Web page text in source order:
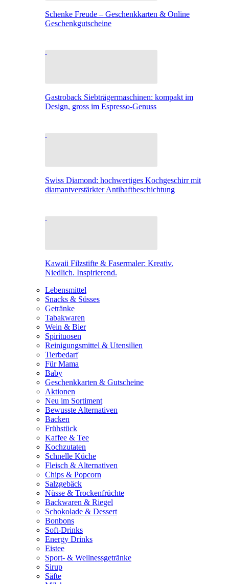
Schenke Freude – Geschenkkarten & Online
Geschenkgutscheine
Gastroback Siebträgermaschinen: kompakt im
Design, gross im Espresso-Genuss
Swiss Diamond: hochwertiges Kochgeschirr mit
diamantverstärkter Antihaftbeschichtung
Kawaii Filzstifte & Fasermaler: Kreativ.
Niedlich. Inspirierend.
Lebensmittel
Snacks & Süsses
Getränke
Tabakwaren
Wein & Bier
Spirituosen
Reinigungsmittel & Utensilien
Tierbedarf
Für Mama
Baby
Geschenkkarten & Gutscheine
Aktionen
Neu im Sortiment
Bewusste Alternativen
Backen
Frühstück
Kaffee & Tee
Kochzutaten
Schnelle Küche
Fleisch & Alternativen
Chips & Popcorn
Salzgebäck
Nüsse & Trockenfrüchte
Backwaren & Riegel
Schokolade & Dessert
Bonbons
Soft-Drinks
Energy Drinks
Eistee
Sport- & Wellnessgetränke
Sirup
Säfte